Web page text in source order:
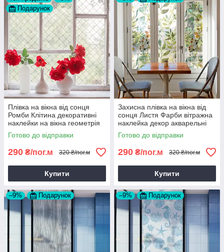
Подарунок
Плівка на вікна від сонця
Ромби Клітина декоративні
наклейки на вікна геометрія
сонцезахисна ПВХ 1 пог.м
Готово до відправки
290 ₴/пог.м 320 ₴/пог.м
Купити
Захисна плівка на вікна від
сонця Листя Фарби вітражна
наклейка декор акварельні
наклейки ПВХ 1 пог.м
Готово до відправки
290 ₴/пог.м 320 ₴/пог.м
Купити
–9% Подарунок –9% Подарунок